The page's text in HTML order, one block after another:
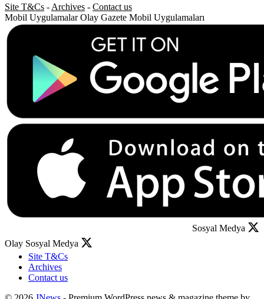
Site T&Cs - Archives - Contact us
Mobil Uygulamalar Olay Gazete Mobil Uygulamaları
Sosyal Medya
Olay Sosyal Medya
Site T&Cs
Archives
Contact us